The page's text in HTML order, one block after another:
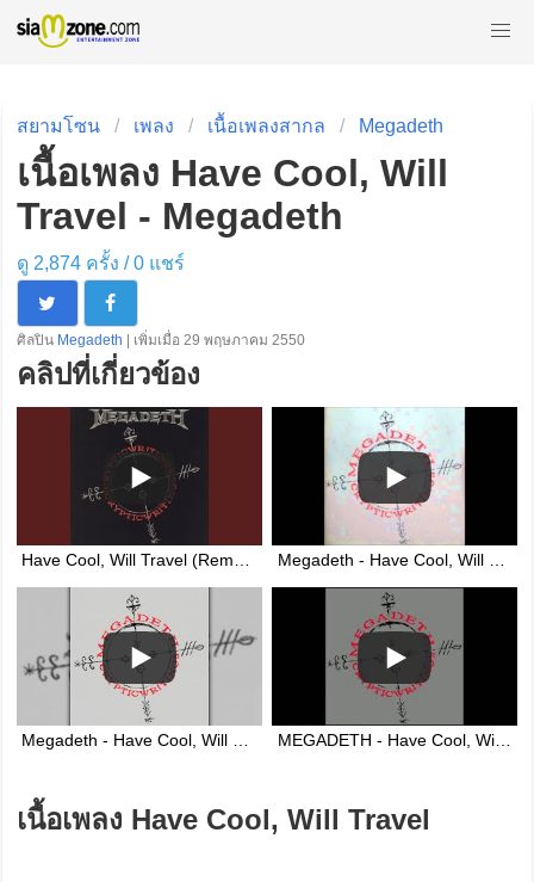
สยามโซน เพลง เนื้อเพลงสากล Megadeth
เนื้อเพลง Have Cool, Will
Travel - Megadeth
ดู 2,874 ครั้ง /0แชร์
ศิลปิน Megadeth | เพิ่มเมื่อ 29 พฤษภาคม 2550
คลิปที่เกี่ยวข้อง
Have Cool, Will Travel (Remastered 2004 / Remixed) Megadeth - Have Cool, Will Travel
Megadeth - Have Cool, Will Travel [Original 1997 Studio Recording] MEGADETH - Have Cool, Will Travel (lyrics on screen)
เนื้อเพลง Have Cool, Will Travel